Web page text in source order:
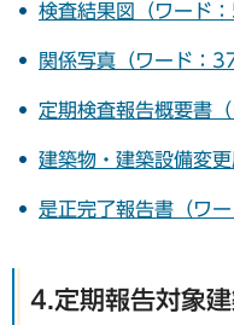
検査結果図（ワード：
関係写真（ワード：
定期検査報告概要書
建築物・建築設備変
是正完了報告書（ワ
4.定期報告対象